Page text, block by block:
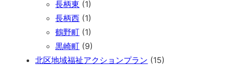
長柄東 (1)
長柄西 (1)
鶴野町 (1)
黒崎町 (9)
北区地域福祉アクションプラン (15)